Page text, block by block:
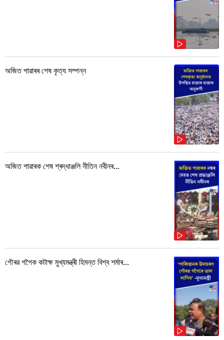
অজিত পাৱাৰৰ শেষ কৃত্য সম্পন্ন
অজিত পাৱাৰক শেষ শ্ৰদ্ধাঞ্জলি নীতিন নবীনৰ...
গৌৰৱ গগৈক কটাক্ষ মুখ্যমন্ত্ৰী হিমন্ত বিশ্ব শৰ্মাৰ...